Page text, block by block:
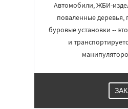
Автомобили, ЖБИ-
поваленные
буровые установки --
и